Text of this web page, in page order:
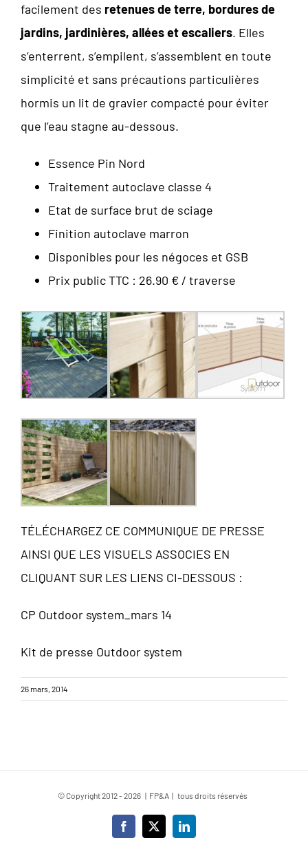
facilement des retenues de terre, bordures de
jardins, jardinières, allées et escaliers. Elles
s’enterrent, s’empilent, s’assemblent en toute
simplicité et sans précautions particulières
hormis un lit de gravier compacté pour éviter
que l’eau stagne au-dessous.
Essence Pin Nord
Traitement autoclave classe 4
Etat de surface brut de sciage
Finition autoclave marron
Disponibles pour les négoces et GSB
Prix public TTC : 26.90 € / traverse
TÉLÉCHARGEZ CE COMMUNIQUE DE PRESSE
AINSI QUE LES VISUELS ASSOCIES EN
CLIQUANT SUR LES LIENS CI-DESSOUS :
CP Outdoor system_mars 14
Kit de presse Outdoor system
26 mars, 2014
© Copyright 2012 -2026 | FP&A | tous droits réservés
Facebook
X LinkedIn